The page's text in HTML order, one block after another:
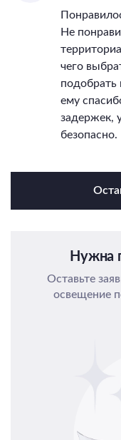
Не
чего
подобрать
ему
задержек,
безопасно.
Нужна
Оставьте
освещение